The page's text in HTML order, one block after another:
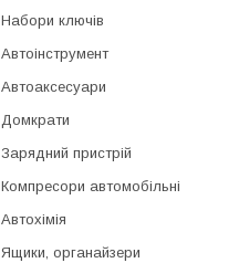
Набори ключів
Автоінструмент
Автоаксесуари
Домкрати
Зарядний пристрій
Компресори автомобільні
Автохімія
Ящики, органайзери